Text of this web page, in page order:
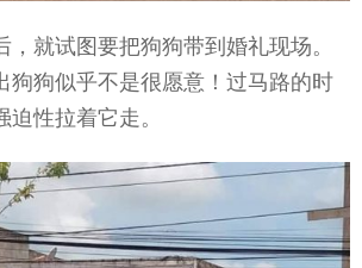
就试图要把狗狗带到婚礼现场。
狗狗似乎不是很愿意！过马路的时
性拉着它走。